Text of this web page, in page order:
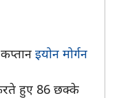
इयोन मोर्गन
हुए 86 छक्के